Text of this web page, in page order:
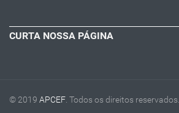
CURTA NOSSA PÁGINA
© 2019 APCEF. Todos os direitos reservados.